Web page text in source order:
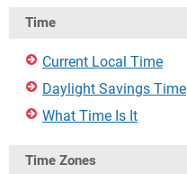
Time
Current Local Time
Daylight Savings Time
What Time Is It
Time Zones